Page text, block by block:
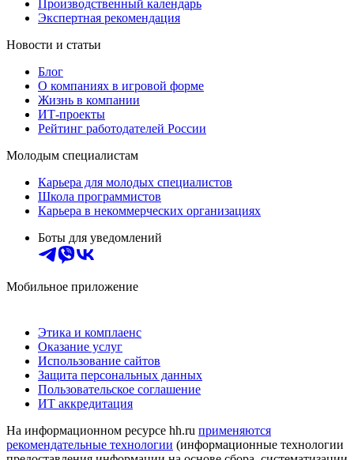
Производственный календарь
Экспертная рекомендация
Новости и статьи
Блог
О компаниях в игровой форме
Жизнь в компании
ИТ-проекты
Рейтинг работодателей России
Молодым специалистам
Карьера для молодых специалистов
Школа программистов
Карьера в некоммерческих организациях
Боты для уведомлений
Мобильное приложение
Этика и комплаенс
Оказание услуг
Использование сайтов
Защита персональных данных
Пользовательское соглашение
ИТ аккредитация
На информационном ресурсе hh.ru применяются
рекомендательные технологии (информационные технологии